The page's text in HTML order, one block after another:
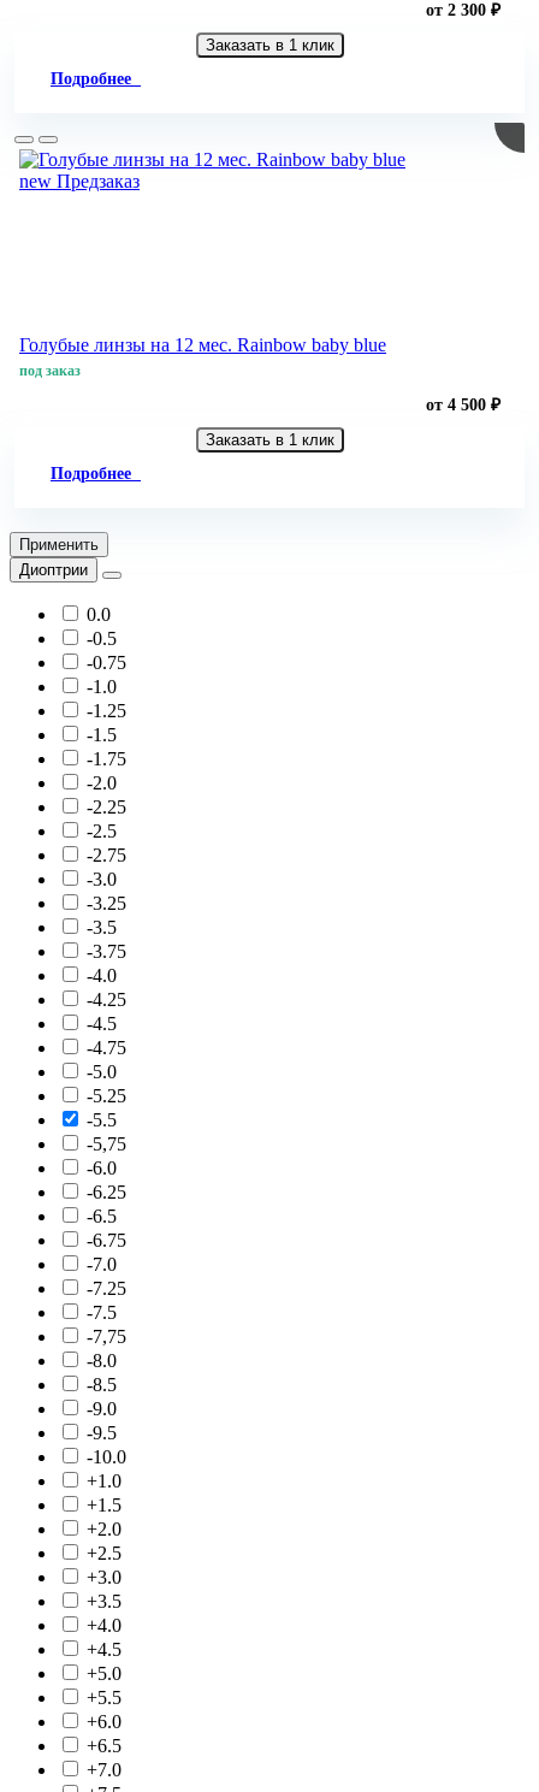
от 2 300 ₽
Заказать в 1 клик
Подробнее
new Предзаказ
Голубые линзы на 12 мес. Rainbow baby blue
под заказ
от 4 500 ₽
Заказать в 1 клик
Подробнее
Применить
Диоптрии
0.0
-0.5
-0.75
-1.0
-1.25
-1.5
-1.75
-2.0
-2.25
-2.5
-2.75
-3.0
-3.25
-3.5
-3.75
-4.0
-4.25
-4.5
-4.75
-5.0
-5.25
-5.5
-5,75
-6.0
-6.25
-6.5
-6.75
-7.0
-7.25
-7.5
-7,75
-8.0
-8.5
-9.0
-9.5
-10.0
+1.0
+1.5
+2.0
+2.5
+3.0
+3.5
+4.0
+4.5
+5.0
+5.5
+6.0
+6.5
+7.0